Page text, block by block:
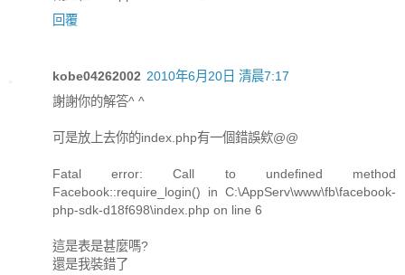
回覆
kobe04262002 2010年6月20日 清晨7:17
謝謝你的解答^ ^
可是放上去你的index.php有一個錯誤欸@@
Fatal error: Call to undefined method
Facebook::require_login() in C:\AppServ\www\fb\facebook-
php-sdk-d18f698\index.php on line 6
這是表是甚麼嗎?
還是我裝錯了